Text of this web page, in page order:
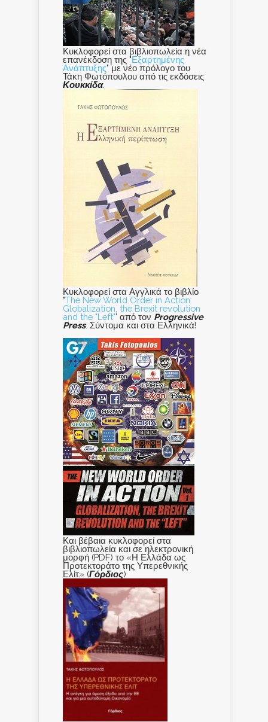
Κυκλοφορεί στα βιβλιοπωλεία η νέα
επανέκδοση της "Εξαρτημένης
Ανάπτυξης" με νέο πρόλογο του
Τάκη Φωτόπουλου από τις εκδόσεις
Κουκκίδα.
Κυκλοφορεί στα Αγγλικά το βιβλίο
"The New World Order in Action:
Globalization, the Brexit revolution
and the "Left"' από τον Progressive
Press. Σύντομα και στα Ελληνικά!
Και βέβαια κυκλοφορεί στα
βιβλιοπωλεία και σε ηλεκτρονική
μορφή (PDF) το «Η Ελλάδα ως
Προτεκτοράτο της Υπερεθνικής
Ελίτ» (Γόρδιος)